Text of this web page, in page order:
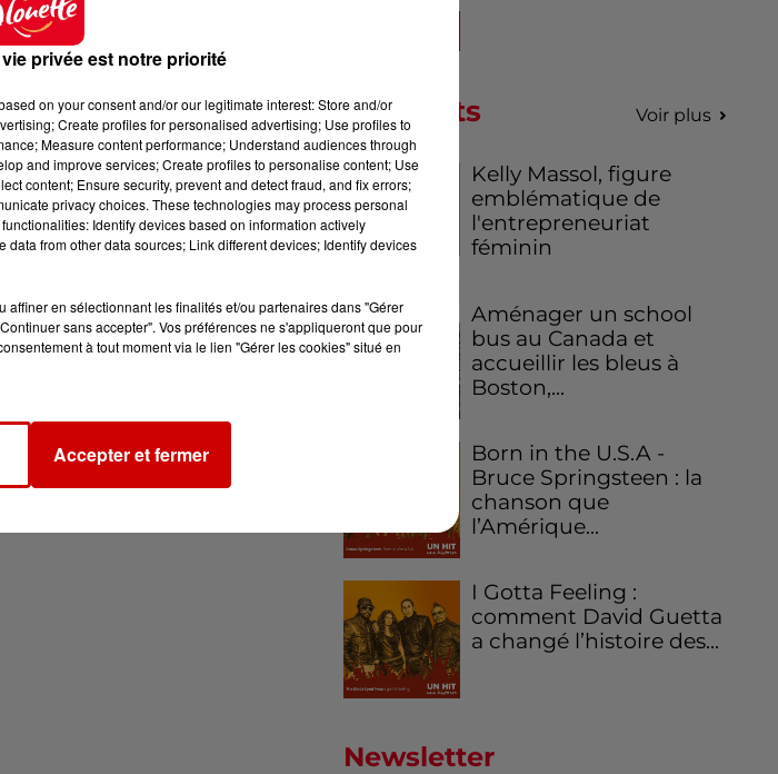
Podcasts Voir plus
Kelly Massol, figure
emblématique de
l'entrepreneuriat
féminin
Aménager un school
bus au Canada et
accueillir les bleus à
Boston,...
Born in the U.S.A -
Bruce Springsteen : la
chanson que
l’Amérique...
I Gotta Feeling :
comment David Guetta
a changé l’histoire des...
Newsletter
privée est notre priorité
on your consent and/or our legitimate interest: Store and/or
Create profiles for personalised advertising; Use profiles to
Measure content performance; Understand audiences through
and improve services; Create profiles to personalise content; Use
content; Ensure security, prevent and detect fraud, and fix errors;
privacy choices. These technologies may process personal
Identify devices based on information actively
from other data sources; Link different devices; Identify devices
affiner en sélectionnant les finalités et/ou partenaires dans "Gérer
sans accepter". Vos préférences ne s'appliqueront que pour
à tout moment via le lien "Gérer les cookies" situé en
Accepter et fermer